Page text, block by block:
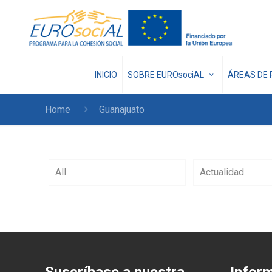
INICIO SOBRE EUROsociAL ÁREAS DE
Home Guanajuato
All Actualidad